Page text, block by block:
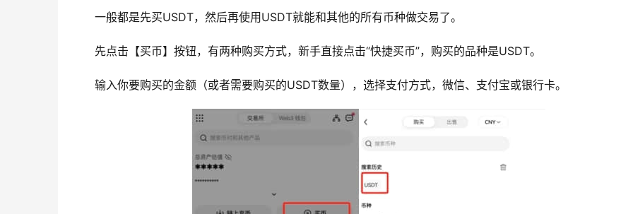
一般都是先买USDT，然后再使用USDT就能和其他的所有币种做交易了。
先点击【买币】按钮，有两种购买方式，新手直接点击“快捷买币”，购买的品种是USDT。
输入你要购买的金额（或者需要购买的USDT数量），选择支付方式，微信、支付宝或银行卡。